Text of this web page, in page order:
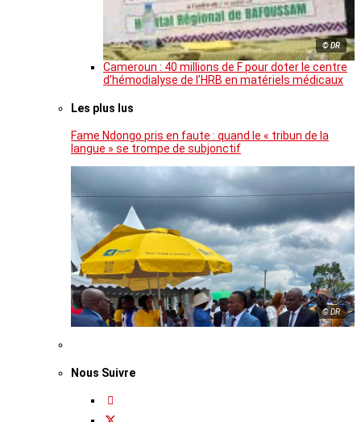
© DR
Cameroun : 40 millions de F pour doter le centre
d’hémodialyse de l’HRB en matériels médicaux
Les plus lus
Fame Ndongo pris en faute : quand le « tribun de la
langue » se trompe de subjonctif
© DR
Nous Suivre